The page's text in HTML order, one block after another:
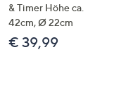
& Timer Höhe ca.
42cm, Ø 22cm
€ 39,99